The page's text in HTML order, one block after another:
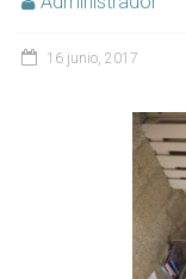
16 junio, 2017